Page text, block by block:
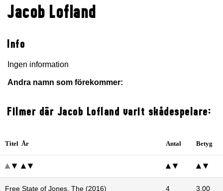
Jacob Lofland
Info
Ingen information
Andra namn som förekommer:
Filmer där Jacob Lofland varit skådespelare:
Titel År Antal Betyg
Free State of Jones, The (2016) 4 3,00